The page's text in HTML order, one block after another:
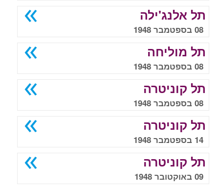
תל אלנג'ילה
08 בספטמבר 1948
תל מוליחה
08 בספטמבר 1948
תל קוניטרה
08 בספטמבר 1948
תל קוניטרה
14 בספטמבר 1948
תל קוניטרה
09 באוקטובר 1948